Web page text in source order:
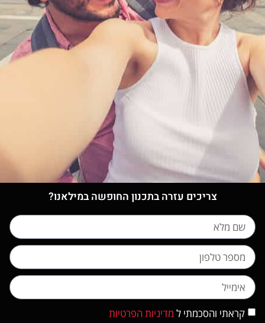
צריכים עזרה בתכנון החופשה במילאנו?
קראתי והסכמתי ל מדיניות הפרטיות